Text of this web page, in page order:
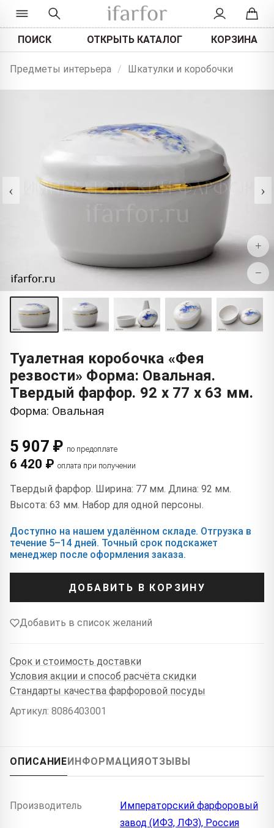
ПОИСК ОТКРЫТЬ КАТАЛОГ КОРЗИНА
Предметы интерьера / Шкатулки и коробочки
‹ ›
+
−
Туалетная коробочка «Фея
резвости» Форма: Овальная.
Твердый фарфор. 92 x 77 x 63 мм.
Форма: Овальная
5 907 ₽ по предоплате
6 420 ₽ оплата при получении
Твердый фарфор. Ширина: 77 мм. Длина: 92 мм.
Высота: 63 мм. Набор для одной персоны.
Доступно на нашем удалённом складе. Отгрузка в
течение 5–14 дней. Точный срок подскажет
менеджер после оформления заказа.
ДОБАВИТЬ В КОРЗИНУ
Добавить в список желаний
Срок и стоимость доставки
Условия акции и способ расчёта скидки
Стандарты качества фарфоровой посуды
Артикул: 8086403001
ОПИСАНИЕ ИНФОРМАЦИЯ ОТЗЫВЫ
Производитель
Императорский фарфоровый
завод (ИФЗ, ЛФЗ), Россия